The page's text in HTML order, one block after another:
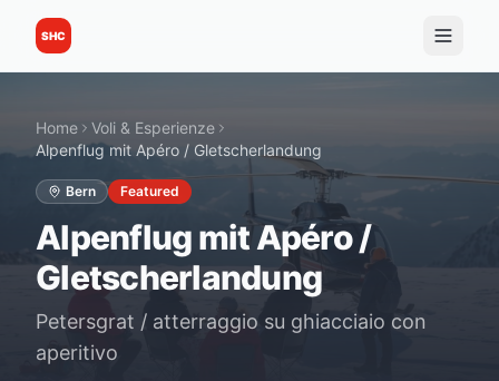
SHC
Home
Voli & Esperienze
Alpenflug mit Apéro / Gletscherlandung
Bern Featured
Alpenflug mit Apéro /
Gletscherlandung
Petersgrat / atterraggio su ghiacciaio con
aperitivo